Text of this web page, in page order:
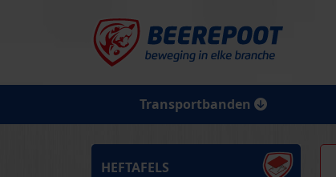
Transportbanden
HEFTAFELS